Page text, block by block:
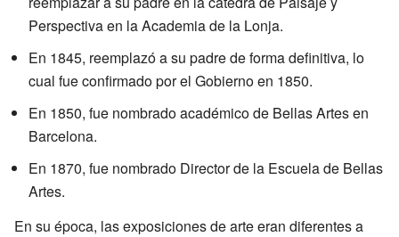
Perspectiva en la Academia de la Lonja.
En 1845, reemplazó a su padre de forma definitiva, lo
cual fue confirmado por el Gobierno en 1850.
En 1850, fue nombrado académico de Bellas Artes en
Barcelona.
En 1870, fue nombrado Director de la Escuela de Bellas
Artes.
En su época, las exposiciones de arte eran diferentes a